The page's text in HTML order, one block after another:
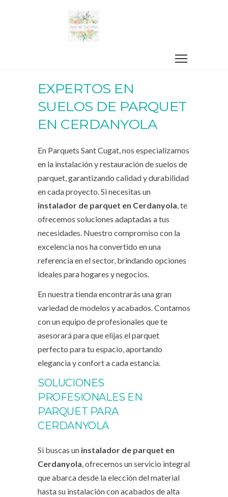
EXPERTOS EN
SUELOS DE PARQUET
EN CERDANYOLA
En Parquets Sant Cugat, nos especializamos
en la instalación y restauración de suelos de
parquet, garantizando calidad y durabilidad
en cada proyecto. Si necesitas un
instalador de parquet en Cerdanyola, te
ofrecemos soluciones adaptadas a tus
necesidades. Nuestro compromiso con la
excelencia nos ha convertido en una
referencia en el sector, brindando opciones
ideales para hogares y negocios.
En nuestra tienda encontrarás una gran
variedad de modelos y acabados. Contamos
con un equipo de profesionales que te
asesorará para que elijas el parquet
perfecto para tu espacio, aportando
elegancia y confort a cada estancia.
SOLUCIONES
PROFESIONALES EN
PARQUET PARA
CERDANYOLA
Si buscas un instalador de parquet en
Cerdanyola, ofrecemos un servicio integral
que abarca desde la elección del material
hasta su instalación con acabados de alta